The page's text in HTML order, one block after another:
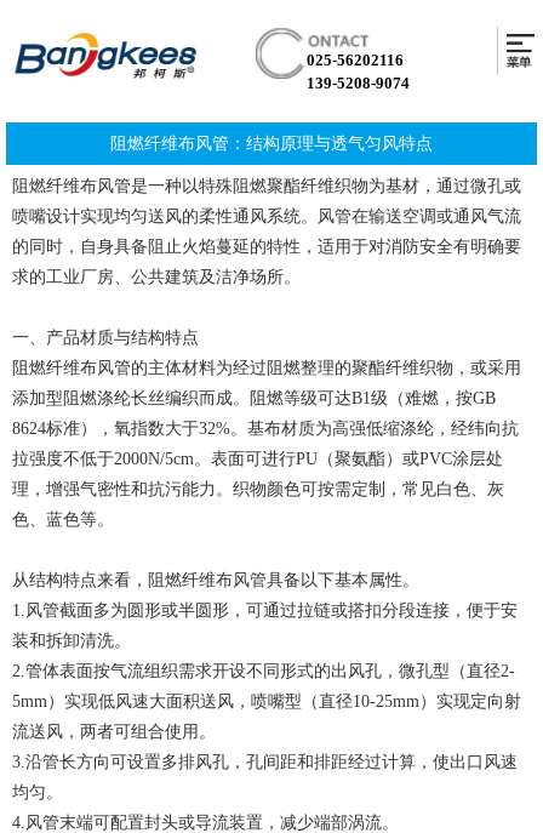
025-56202116
139-5208-9074
阻燃纤维布风管：结构原理与透气匀风特点
阻燃纤维布风管是一种以特殊阻燃聚酯纤维织物为基材，通过微孔或
喷嘴设计实现均匀送风的柔性通风系统。风管在输送空调或通风气流
的同时，自身具备阻止火焰蔓延的特性，适用于对消防安全有明确要
求的工业厂房、公共建筑及洁净场所。
一、产品材质与结构特点
阻燃纤维布风管的主体材料为经过阻燃整理的聚酯纤维织物，或采用
添加型阻燃涤纶长丝编织而成。阻燃等级可达B1级（难燃，按GB
8624标准），氧指数大于32%。基布材质为高强低缩涤纶，经纬向抗
拉强度不低于2000N/5cm。表面可进行PU（聚氨酯）或PVC涂层处
理，增强气密性和抗污能力。织物颜色可按需定制，常见白色、灰
色、蓝色等。
从结构特点来看，阻燃纤维布风管具备以下基本属性。
1.风管截面多为圆形或半圆形，可通过拉链或搭扣分段连接，便于安
装和拆卸清洗。
2.管体表面按气流组织需求开设不同形式的出风孔，微孔型（直径2-
5mm）实现低风速大面积送风，喷嘴型（直径10-25mm）实现定向射
流送风，两者可组合使用。
3.沿管长方向可设置多排风孔，孔间距和排距经过计算，使出口风速
均匀。
4.风管末端可配置封头或导流装置，减少端部涡流。